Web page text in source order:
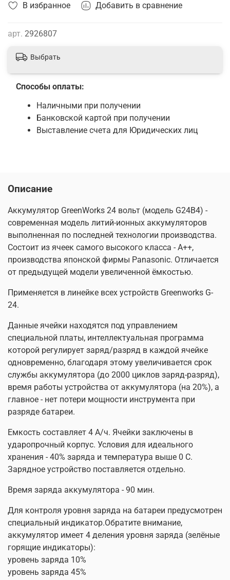
В избранное Добавить в сравнение
арт. 2926807
Выбрать
Способы оплаты:
Наличными при получении
Банковской картой при получении
Выставление счета для Юридических лиц
Описание
Аккумулятор GreenWorks 24 вольт (модель G24B4) -
современная модель литий-ионных аккумуляторов
выполненная по последней технологии производства.
Состоит из ячеек самого высокого класса - А++,
производства японской фирмы Panasonic. Отличается
от предыдущей модели увеличенной ёмкостью.
Применяется в линейке всех устройств Greenworks G-
24.
Данные ячейки находятся под управлением
специальной платы, интеллектуальная программа
которой регулирует заряд/разряд в каждой ячейке
одновременно, благодаря этому увеличивается срок
службы аккумулятора (до 2000 циклов заряд-разряд),
время работы устройства от аккумулятора (на 20%), а
главное - нет потери мощности инструмента при
разряде батареи.
Емкость составляет 4 А/ч. Ячейки заключены в
ударопрочный корпус. Условия для идеального
хранения - 40% заряда и температура выше 0 С.
Зарядное устройство поставляется отдельно.
Время заряда аккумулятора - 90 мин.
Для контроля уровня заряда на батареи предусмотрен
специальный индикатор.Обратите внимание,
аккумулятор имеет 4 деления уровня заряда (зелёные
горящие индикаторы):
уровень заряда 10%
уровень заряда 45%